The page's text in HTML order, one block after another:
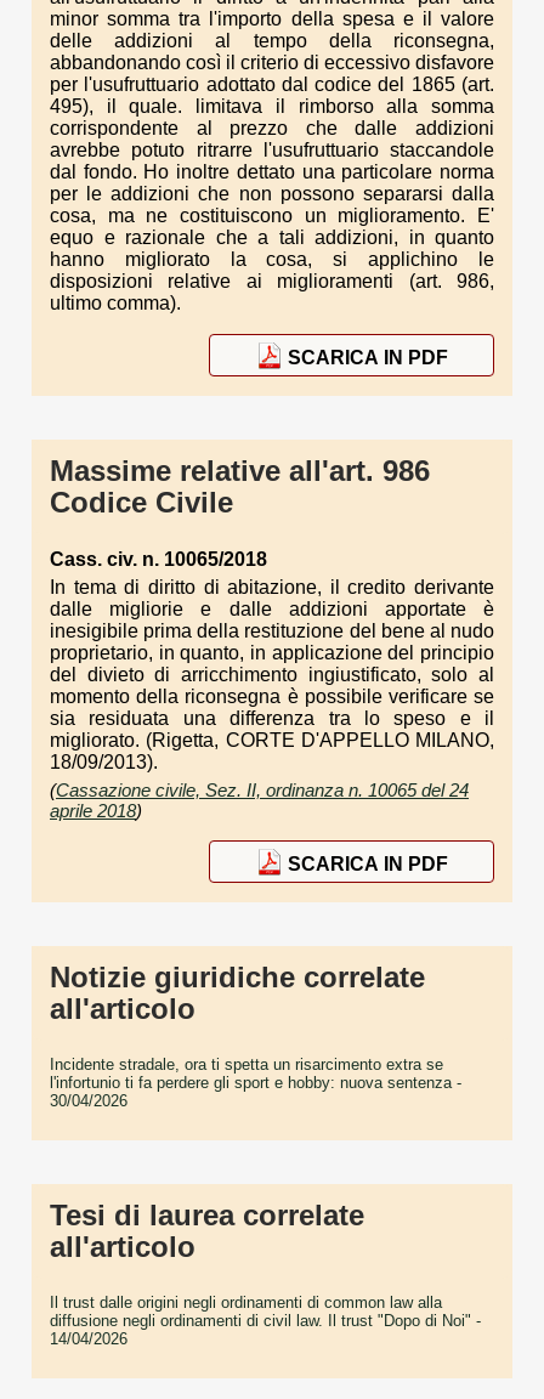
minor somma tra l'importo della spesa e il valore
delle addizioni al tempo della riconsegna,
abbandonando così il criterio di eccessivo disfavore
per l'usufruttuario adottato dal codice del 1865 (art.
495), il quale. limitava il rimborso alla somma
corrispondente al prezzo che dalle addizioni
avrebbe potuto ritrarre l'usufruttuario staccandole
dal fondo. Ho inoltre dettato una particolare norma
per le addizioni che non possono separarsi dalla
cosa, ma ne costituiscono un miglioramento. E'
equo e razionale che a tali addizioni, in quanto
hanno migliorato la cosa, si applichino le
disposizioni relative ai miglioramenti (art. 986,
ultimo comma).
SCARICA IN PDF
Massime relative all'art. 986
Codice Civile
Cass. civ. n. 10065/2018
In tema di diritto di abitazione, il credito derivante
dalle migliorie e dalle addizioni apportate è
inesigibile prima della restituzione del bene al nudo
proprietario, in quanto, in applicazione del principio
del divieto di arricchimento ingiustificato, solo al
momento della riconsegna è possibile verificare se
sia residuata una differenza tra lo speso e il
migliorato. (Rigetta, CORTE D'APPELLO MILANO,
18/09/2013).
(Cassazione civile, Sez. II, ordinanza n. 10065 del 24
aprile 2018)
SCARICA IN PDF
Notizie giuridiche correlate
all'articolo
Incidente stradale, ora ti spetta un risarcimento extra se
l'infortunio ti fa perdere gli sport e hobby: nuova sentenza-
30/04/2026
Tesi di laurea correlate
all'articolo
Il trust dalle origini negli ordinamenti di common law alla
diffusione negli ordinamenti di civil law. Il trust "Dopo di Noi" -
14/04/2026